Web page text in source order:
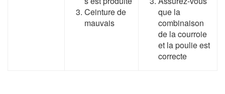
Ceinture de
mauvais
que la
combinaison
de la courroie
et la poulie est
correcte